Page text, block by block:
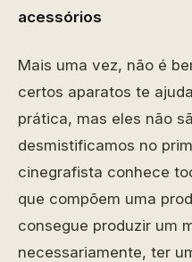
acessórios
Mais uma vez, não é
certos aparatos te
prática, mas eles não
desmistificamos no
cinegrafista conhece
que compõem uma
consegue produzir um
necessariamente, ter